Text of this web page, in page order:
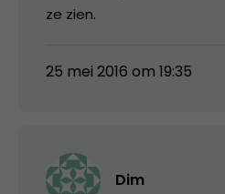
ze zien.
25 mei 2016 om 19:35
Dim